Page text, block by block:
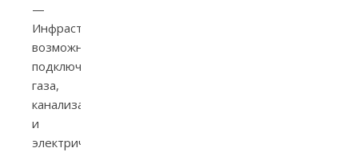
—
Инфраструктура:
возможности
подключения
газа,
канализации
и
электричества